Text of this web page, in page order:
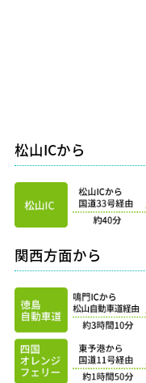
松山ICから
関西方面から